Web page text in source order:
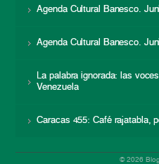
Agenda Cultural Banesco.
Agenda Cultural Banesco.
La palabra ignorada: las
Venezuela
Caracas 455: Café rajatabla,
© 2026